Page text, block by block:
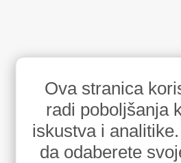
Ova stranica
radi poboljšanja
iskustva i
da odaberete